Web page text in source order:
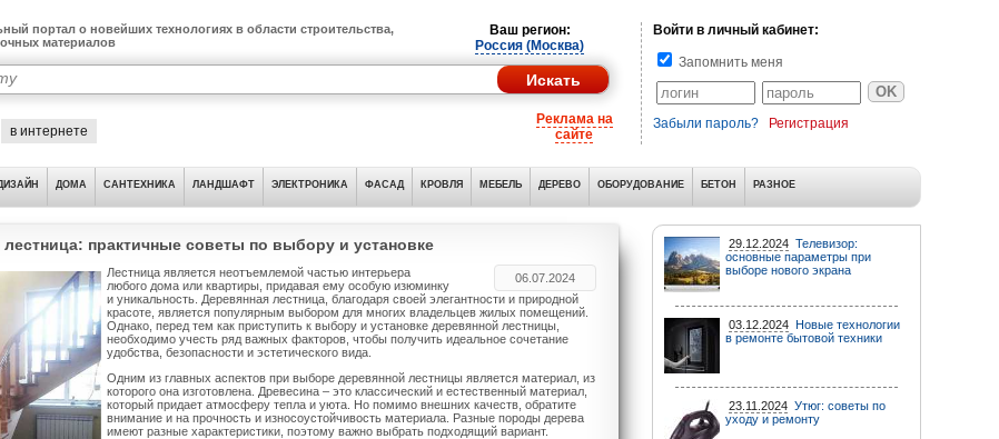
портал о новейших технологиях в области строительства,
материалов
Ваш регион:
Россия (Москва)
в интернете
Реклама на
сайте
Войти в личный кабинет:
Запомнить меня
Забыли пароль? Регистрация
ДОМА САНТЕХНИКА ЛАНДШАФТ ЭЛЕКТРОНИКА ФАСАД КРОВЛЯ МЕБЕЛЬ ДЕРЕВО ОБОРУДОВАНИЕ БЕТОН РАЗНОЕ
лестница: практичные советы по выбору и установке
06.07.2024
Лестница является неотъемлемой частью интерьера
любого дома или квартиры, придавая ему особую изюминку
и уникальность. Деревянная лестница, благодаря своей элегантности и природной
красоте, является популярным выбором для многих владельцев жилых помещений.
Однако, перед тем как приступить к выбору и установке деревянной лестницы,
необходимо учесть ряд важных факторов, чтобы получить идеальное сочетание
удобства, безопасности и эстетического вида.
Одним из главных аспектов при выборе деревянной лестницы является материал, из
которого она изготовлена. Древесина – это классический и естественный материал,
который придает атмосферу тепла и уюта. Но помимо внешних качеств, обратите
внимание и на прочность и износоустойчивость материала. Разные породы дерева
имеют разные характеристики, поэтому важно выбрать подходящий вариант.
29.12.2024 Телевизор:
основные параметры при
выборе нового экрана
03.12.2024 Новые технологии
в ремонте бытовой техники
23.11.2024 Утюг: советы по
уходу и ремонту